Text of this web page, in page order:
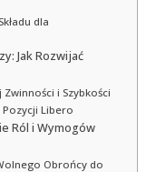
dla
Jak Rozwijać
i Szybkości
Libero
Ról i Wymogów
Obrońcy do